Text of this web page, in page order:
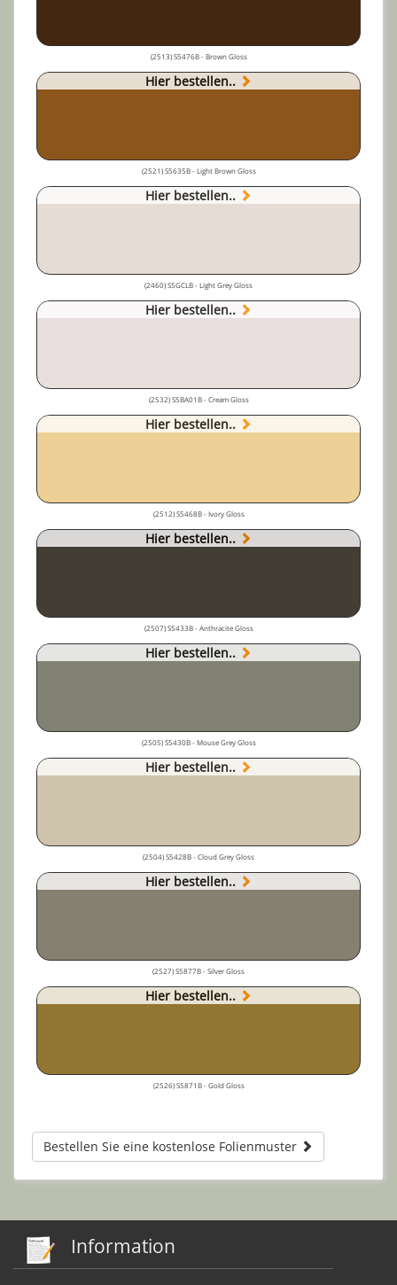
(2513) S5476B - Brown Gloss
Hier bestellen..
(2521) S5635B - Light Brown Gloss
Hier bestellen..
(2460) S5GCLB - Light Grey Gloss
Hier bestellen..
(2532) S5BA01B - Cream Gloss
Hier bestellen..
(2512) S5468B - Ivory Gloss
Hier bestellen..
(2507) S5433B - Anthracite Gloss
Hier bestellen..
(2505) S5430B - Mouse Grey Gloss
Hier bestellen..
(2504) S5428B - Cloud Grey Gloss
Hier bestellen..
(2527) S5877B - Silver Gloss
Hier bestellen..
(2526) S5871B - Gold Gloss
Bestellen Sie eine kostenlose Folienmuster
Information